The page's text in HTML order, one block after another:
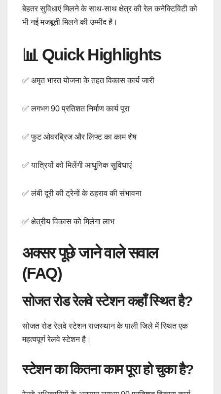
बेहतर सुविधाएं मिलने के साथ-साथ क्षेत्र की रेल कनेक्टिविटी को
भी नई मजबूती मिलने की उम्मीद है।
📊 Quick Highlights
✅ अमृत भारत योजना के तहत विकास कार्य जारी
✅ लगभग 90 प्रतिशत निर्माण कार्य पूरा
✅ फुट ओवरब्रिज और लिफ्ट का काम शेष
✅ यात्रियों को मिलेंगी आधुनिक सुविधाएं
✅ लंबी दूरी की ट्रेनों के ठहराव की संभावना
✅ क्षेत्रीय विकास को मिलेगा लाभ
अक्सर पूछे जाने वाले सवाल
(FAQ)
सोजत रोड रेलवे स्टेशन कहाँ स्थित है?
सोजत रोड रेलवे स्टेशन राजस्थान के पाली जिले में स्थित एक
महत्वपूर्ण रेलवे स्टेशन है।
स्टेशन का कितना काम पूरा हो चुका है?